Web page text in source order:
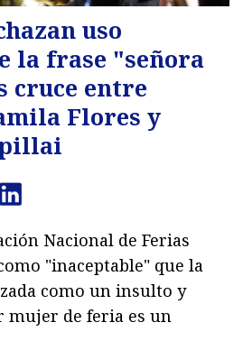
uso
la frase "señora
cruce entre
Flores y
Nacional de Ferias
"inaceptable" que la
como un insulto y
mujer de feria es un